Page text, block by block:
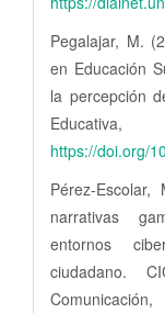
Pegalajar, M.
en Educación
la percepción
https://doi.org/
Pérez-
narrativas
entornos
ciudadano.